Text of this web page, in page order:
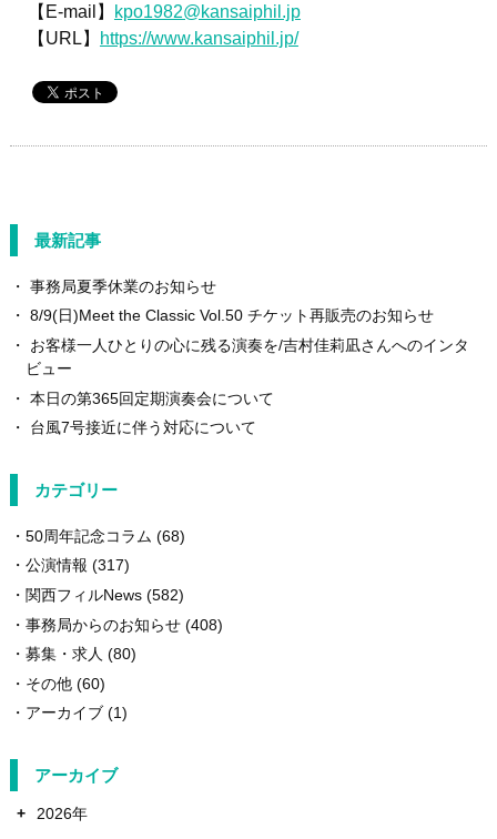
【E-mail】
kpo1982@kansaiphil.jp
【URL】
https://www.kansaiphil.jp/
最新記事
事務局夏季休業のお知らせ
8/9(日)Meet the Classic Vol.50 チケット再販売のお知らせ
お客様一人ひとりの心に残る演奏を/吉村佳莉凪さんへのインタ
ビュー
本日の第365回定期演奏会について
台風7号接近に伴う対応について
カテゴリー
50周年記念コラム (68)
公演情報 (317)
関西フィルNews(582)
事務局からのお知らせ(408)
募集・求人 (80)
その他(60)
アーカイブ(1)
アーカイブ
+ 2026年